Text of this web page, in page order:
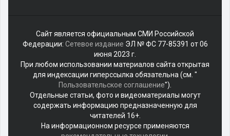
yakın
olan
arkadaşına
misafir
olarak
kalmaya
gelen
genç
sikiş
adam
Сайт является официальным СМИ Российской
Федерации: Сетевое издание ЭЛ № ФС 77-85391 от 06
июня 2023 г.
При любом использовании материалов сайта открытая
для индексации гиперссылка обязательна (см. "
Пользовательское соглашение").
Отдельные статьи, фото и видеоматериалы могут
содержать информацию предназначенную для
читателей 16+.
На информационном ресурсе применяются